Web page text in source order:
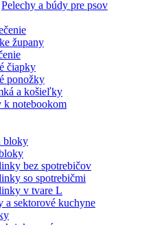
Pelechy a búdy pre psov
župany
čiapky
ponožky
a košieľky
k notebookom
bloky
bez spotrebičov
so spotrebičmi
v tvare L
a sektorové kuchyne